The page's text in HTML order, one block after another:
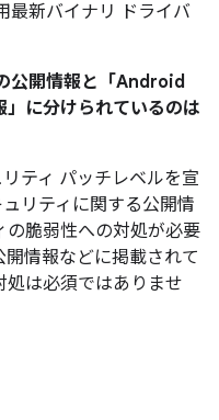
最新バイナリ ドライバ
公開情報と「Android
に分けられているのは
ティ パッチレベルを宣
リティに関する公開情
の脆弱性への対処が必要
情報などに掲載されて
処は必須ではありませ